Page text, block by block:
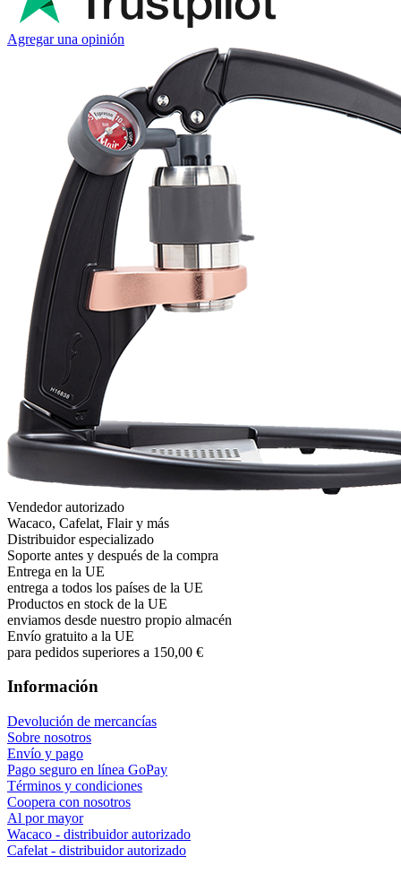
Agregar una opinión
Vendedor autorizado
Wacaco, Cafelat, Flair y más
Distribuidor especializado
Soporte antes y después de la compra
Entrega en la UE
entrega a todos los países de la UE
Productos en stock de la UE
enviamos desde nuestro propio almacén
Envío gratuito a la UE
para pedidos superiores a 150,00 €
Información
Devolución de mercancías
Sobre nosotros
Envío y pago
Pago seguro en línea GoPay
Términos y condiciones
Coopera con nosotros
Al por mayor
Wacaco - distribuidor autorizado
Cafelat - distribuidor autorizado